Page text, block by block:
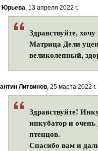
Юрьева, 13 апреля 2022 г.
Здравствуйте,
Матрица Дели
великолепный,
Литвинов, 25 марта 2022 г.
Здравствуйте!
инкубатор и
птенцов.
Спасибо вам и